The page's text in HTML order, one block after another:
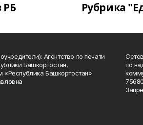
РБ Рубрика
Агентство по печати
Башкортостан,
«Республика Башкортостан»
по